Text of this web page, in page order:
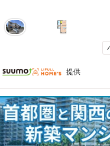
提供